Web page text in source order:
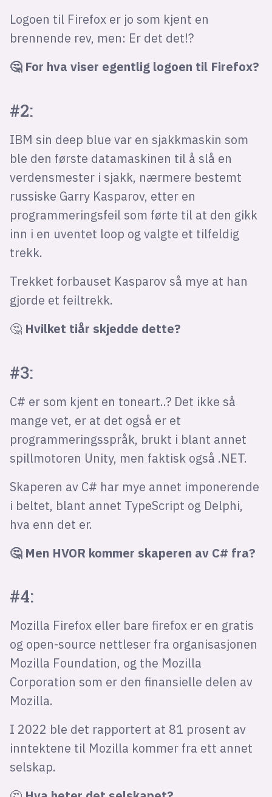
Logoen til Firefox er jo som kjent en
brennende rev, men: Er det det!?
🤔 For hva viser egentlig logoen til Firefox?
#2:
IBM sin deep blue var en sjakkmaskin som
ble den første datamaskinen til å slå en
verdensmester i sjakk, nærmere bestemt
russiske Garry Kasparov, etter en
programmeringsfeil som førte til at den gikk
inn i en uventet loop og valgte et tilfeldig
trekk.
Trekket forbauset Kasparov så mye at han
gjorde et feiltrekk.
🤔 Hvilket tiår skjedde dette?
#3:
C# er som kjent en toneart..? Det ikke så
mange vet, er at det også er et
programmeringsspråk, brukt i blant annet
spillmotoren Unity, men faktisk også .NET.
Skaperen av C# har mye annet imponerende
i beltet, blant annet TypeScript og Delphi,
hva enn det er.
🤔 Men HVOR kommer skaperen av C# fra?
#4:
Mozilla Firefox eller bare firefox er en gratis
og open-source nettleser fra organisasjonen
Mozilla Foundation, og the Mozilla
Corporation som er den finansielle delen av
Mozilla.
I 2022 ble det rapportert at 81 prosent av
inntektene til Mozilla kommer fra ett annet
selskap.